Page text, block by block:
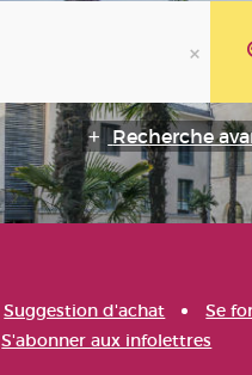
Recherche
Suggestion d'achat
Se
S'abonner aux infolettres